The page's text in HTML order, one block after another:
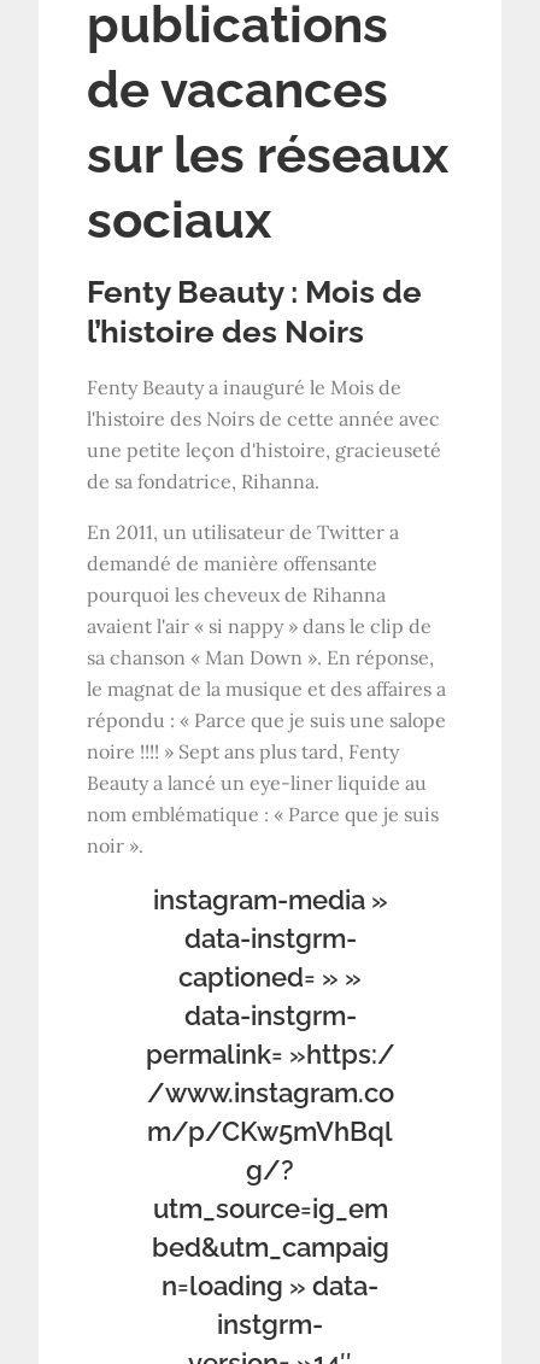
publications
de vacances
sur les réseaux
sociaux
Fenty Beauty : Mois de
l’histoire des Noirs
Fenty Beauty a inauguré le Mois de
l'histoire des Noirs de cette année avec
une petite leçon d'histoire, gracieuseté
de sa fondatrice, Rihanna.
En 2011, un utilisateur de Twitter a
demandé de manière offensante
pourquoi les cheveux de Rihanna
avaient l'air « si nappy » dans le clip de
sa chanson « Man Down ». En réponse,
le magnat de la musique et des affaires a
répondu : « Parce que je suis une salope
noire !!!! » Sept ans plus tard, Fenty
Beauty a lancé un eye-liner liquide au
nom emblématique : « Parce que je suis
noir ».
instagram-media »
data-instgrm-
captioned= » »
data-instgrm-
permalink= »https:/
/www.instagram.co
m/p/CKw5mVhBql
g/?
utm_source=ig_em
bed&utm_campaig
n=loading » data-
instgrm-